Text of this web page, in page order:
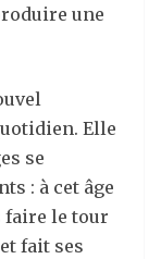
une
Elle
se
: à cet âge
faire le tour
fait ses